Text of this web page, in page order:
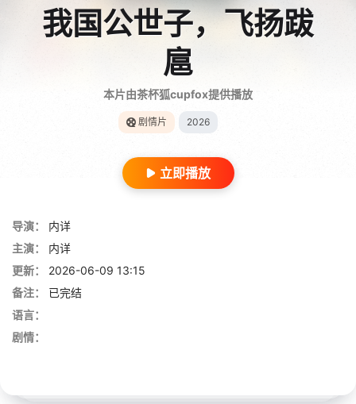
我国公世子，飞扬跋
扈
本片由茶杯狐cupfox提供播放
剧情片 2026
立即播放
导演：
内详
主演：
内详
更新：
2026-06-09 13:15
备注：
已完结
语言：
剧情：